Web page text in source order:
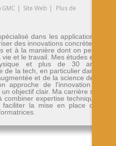
GMC | Site Web |
Plus de
dans les applications
des innovations concrètes.
et à la manière dont on peut
et le travail. Mes études en
et plus de 30 ans
la tech, en particulier dans
et de la science des
approche de l'innovation -
objectif clair. Ma carrière se
expertise technique
la mise en place de